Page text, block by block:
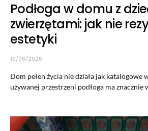
Podłoga w domu z
zwierzętami: jak nie
estetyki
10/06/2026
Dom pełen życia nie działa jak
używanej przestrzeni podłoga ma znacznie